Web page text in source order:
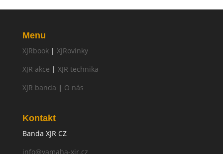
Menu
XJRbook| XJRovinky
XJR akce | XJR technika
XJR banda | O nás
Kontakt
Banda XJR CZ
info@yamaha-xjr.cz